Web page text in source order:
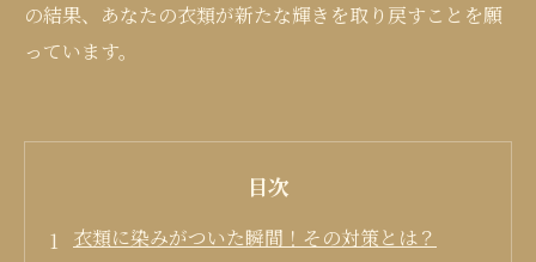
の結果、あなたの衣類が新たな輝きを取り戻すことを願
っています。
目次
衣類に染みがついた瞬間！その対策とは？